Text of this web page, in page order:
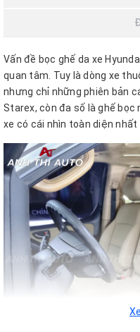
Vấn đề bọc ghế da xe
quan tâm. Tuy là dòng xe
nhưng chỉ những phiên bản
Starex, còn đa số là ghế bọc
xe có cái nhìn toàn diện nhất